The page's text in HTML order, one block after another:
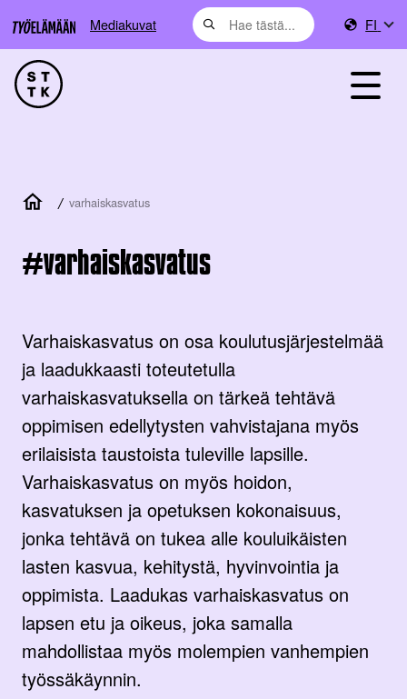
Mediakuvat FI
/ varhaiskasvatus
varhaiskasvatus
Varhaiskasvatus on osa koulutusjärjestelmää
ja laadukkaasti toteutetulla
varhaiskasvatuksella on tärkeä tehtävä
oppimisen edellytysten vahvistajana myös
erilaisista taustoista tuleville lapsille.
Varhaiskasvatus on myös hoidon,
kasvatuksen ja opetuksen kokonaisuus,
jonka tehtävä on tukea alle kouluikäisten
lasten kasvua, kehitystä, hyvinvointia ja
oppimista. Laadukas varhaiskasvatus on
lapsen etu ja oikeus, joka samalla
mahdollistaa myös molempien vanhempien
työssäkäynnin.